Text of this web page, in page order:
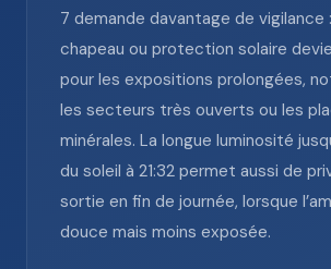
7 demande davantage de vigilance
chapeau ou protection solaire
pour les expositions prolongées,
les secteurs très ouverts ou les
minérales. La longue luminosité
du soleil à 21:32 permet aussi de
sortie en fin de journée, lorsque
douce mais moins exposée.